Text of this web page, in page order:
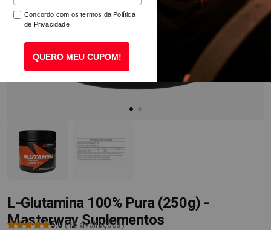
L-Glutamina 100% Pura (250g) -
Masterway Suplementos
5.0(15 avaliações)
Concordo com os termos da Política
de Privacidade
QUERO MEU CUPOM!